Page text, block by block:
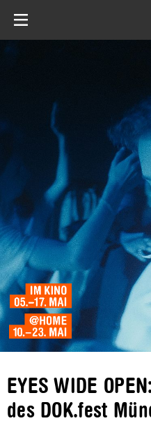
EYES WIDE
des DOK.fest